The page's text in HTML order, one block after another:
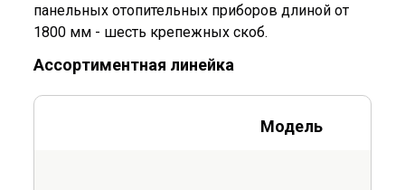
панельных отопительных приборов длиной от
1800 мм - шесть крепежных скоб.
Ассортиментная линейка
Модель